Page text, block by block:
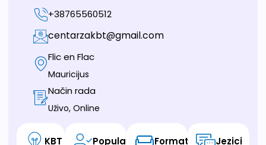
+38765560512
centarzakbt@gmail.com
Flic en Flac
Mauricijus
Način rada
Uživo, Online
KBT
Populacija
Format
Jezici